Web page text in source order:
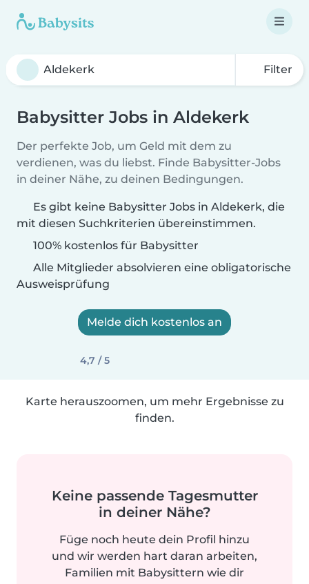
Filter
Babysitter Jobs in Aldekerk
Der perfekte Job, um Geld mit dem zu
verdienen, was du liebst. Finde Babysitter-Jobs
in deiner Nähe, zu deinen Bedingungen.
Es gibt keine Babysitter Jobs in Aldekerk, die
mit diesen Suchkriterien übereinstimmen.
100% kostenlos für Babysitter
Alle Mitglieder absolvieren eine obligatorische
Ausweisprüfung
Melde dich kostenlos an
4,7 / 5
Karte herauszoomen, um mehr Ergebnisse zu
finden.
Keine passende Tagesmutter
in deiner Nähe?
Füge noch heute dein Profil hinzu
und wir werden hart daran arbeiten,
Familien mit Babysittern wie dir